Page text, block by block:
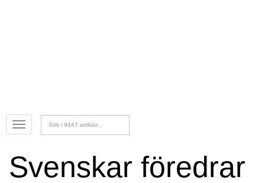
Öppna
menyn
Sök
Svenskar föredrar digitala